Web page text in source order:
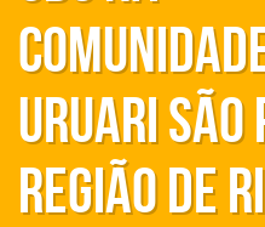
Uruari São
região de